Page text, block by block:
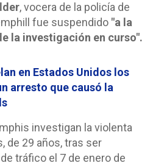
, vocera de la policía de
fue suspendido "a la
la investigación en curso".
en Estados Unidos los
arresto que causó la
investigan la violenta
de 29 años, tras ser
tráfico el 7 de enero de